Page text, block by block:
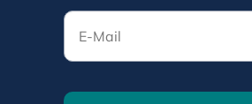
E-Mail